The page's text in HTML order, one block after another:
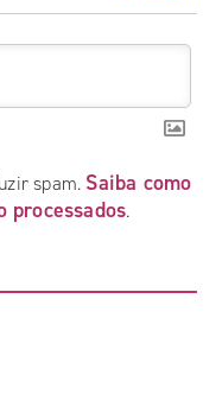
spam. Saiba como
processados.